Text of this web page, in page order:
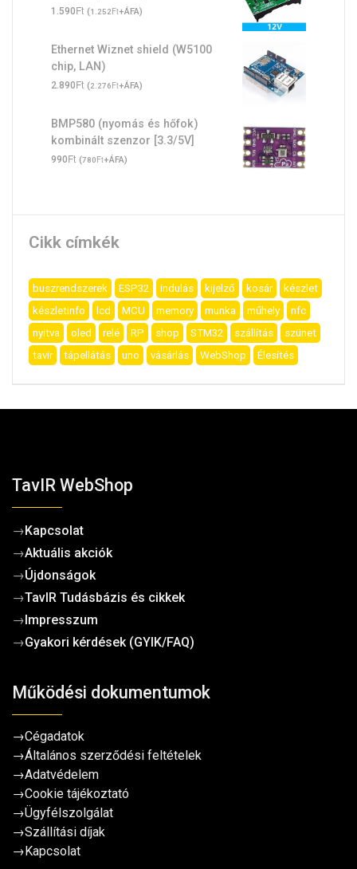
1.590Ft (1.252Ft+ÁFA)
Ethernet Wiznet shield (W5100
chip, LAN)
2.890Ft (2.276Ft+ÁFA)
BMP580 (nyomás és hőfok)
kombinált szenzor [3.3/5V]
990Ft (780Ft+ÁFA)
Cikk címkék
buszrendszerek ESP32 indulás kijelző kosár
készlet
készletinfo
lcd MCU memory munka műhely
nfc
nyitva
oled relé RP shop STM32 szállítás
szünet
tavir
tápellátás uno vásárlás WebShop Élesítés
TavIR WebShop
→Kapcsolat
→Aktuális akciók
→Újdonságok
→TavIR Tudásbázis és cikkek
→Impresszum
→Gyakori kérdések (GYIK/FAQ)
Működési dokumentumok
→Cégadatok
→Általános szerződési feltételek
→Adatvédelem
→Cookie tájékoztató
→Ügyfélszolgálat
→Szállítási díjak
→Kapcsolat